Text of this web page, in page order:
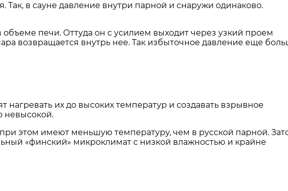
в сауне давление внутри парной и снаружи одинаково.
печи. Оттуда он с усилием выходит через узкий проем
возвращается внутрь нее. Так избыточное давление еще
их до высоких температур и создавать взрывное
невысокой.
этом имеют меньшую температуру, чем в русской парной.
«финский» микроклимат с низкой влажностью и крайне